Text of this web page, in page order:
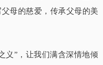
母的慈爱，传承父母的美
”，让我们满含深情地倾